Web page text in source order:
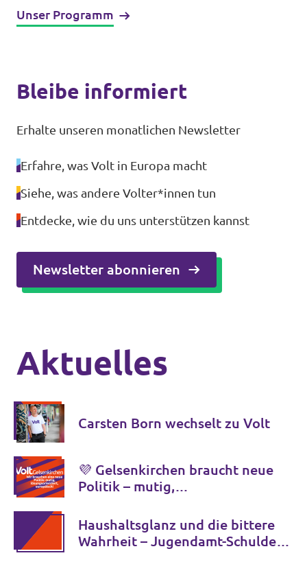
Unser Programm
Bleibe informiert
Erhalte unseren monatlichen Newsletter
Erfahre, was Volt in Europa macht
Siehe, was andere Volter*innen tun
Entdecke, wie du uns unterstützen kannst
Newsletter abonnieren
Aktuelles
Carsten Born wechselt zu Volt
💜 Gelsenkirchen braucht neue
Politik – mutig,
Haushaltsglanz und die bittere
Wahrheit – Jugendamt-Schulden